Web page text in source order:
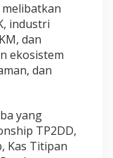
industri
dan
ekosistem
dan
yang
TP2DD,
Kas Titipan